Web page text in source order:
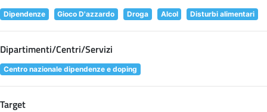
Dipendenze Gioco D'azzardo Droga Alcol Disturbi alimentari
Dipartimenti/Centri/Servizi
Centro nazionale dipendenze e doping
Target